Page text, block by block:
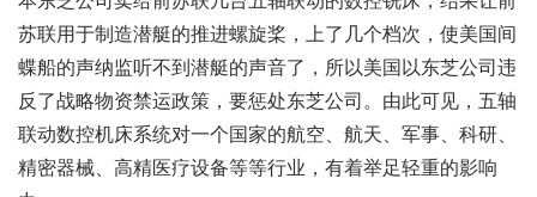
苏联用于制造潜艇的推进螺旋桨，上了几个档次，使美国间
蝶船的声纳监听不到潜艇的声音了，所以美国以东芝公司违
反了战略物资禁运政策，要惩处东芝公司。由此可见，五轴
联动数控机床系统对一个国家的航空、航天、军事、科研、
精密器械、高精医疗设备等等行业，有着举足轻重的影响